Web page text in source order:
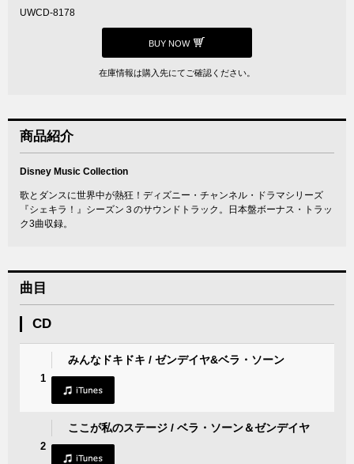
UWCD-8178
BUY NOW
在庫情報は購入先にてご確認ください。
商品紹介
Disney Music Collection
歌とダンスに世界中が熱狂！ディズニー・チャンネル・ドラマシリーズ
『シェキラ！』シーズン３のサウンドトラック。日本盤ボーナス・トラッ
ク3曲収録。
曲目
CD
1
みんなドキドキ / ゼンデイヤ&ベラ・ソーン
2
ここが私のステージ / ベラ・ソーン＆ゼンデイヤ